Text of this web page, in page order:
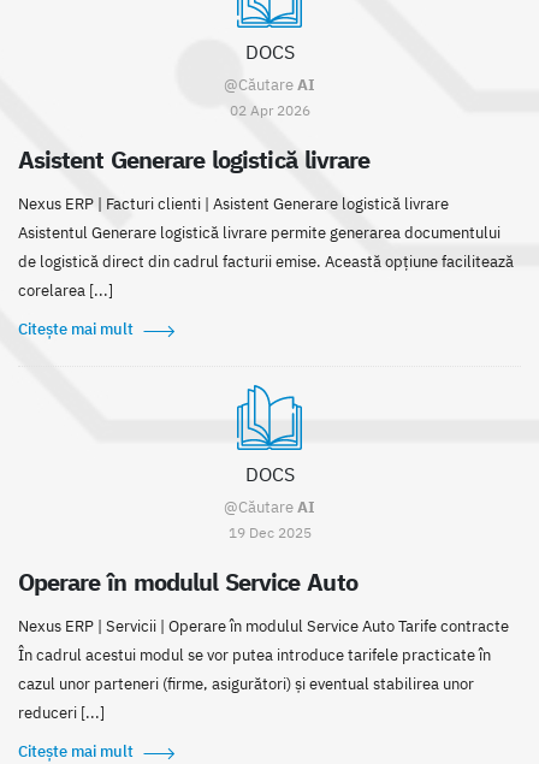
DOCS
@CăutareAI
02 Apr 2026
Asistent Generare logistică livrare
Nexus ERP | Facturi clienti | Asistent Generare logistică livrare
Asistentul Generare logistică livrare permite generarea documentului
de logistică direct din cadrul facturii emise. Această opțiune facilitează
corelarea [...]
Citește mai mult
DOCS
@CăutareAI
19 Dec 2025
Operare în modulul Service Auto
Nexus ERP | Servicii | Operare în modulul Service Auto Tarife contracte
În cadrul acestui modul se vor putea introduce tarifele practicate în
cazul unor parteneri (firme, asigurători) și eventual stabilirea unor
reduceri [...]
Citește mai mult